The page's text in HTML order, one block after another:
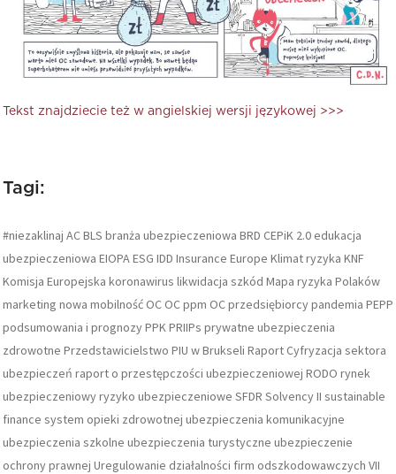
Tekst znajdziecie też w angielskiej wersji językowej >>>
Tagi:
#niezaklinaj ACBLS branża ubezpieczeniowa BRD CEPiK 2.0 edukacja
ubezpieczeniowa EIOPAESG IDD Insurance Europe Klimat ryzyka KNF
Komisja Europejska koronawirus likwidacja szkód Mapa ryzyka Polaków
marketing nowa mobilność OC OC ppm OC przedsiębiorcypandemia PEPP
podsumowania i prognozyPPKPRIIPs prywatne ubezpieczenia
zdrowotne Przedstawicielstwo PIU w Brukseli Raport Cyfryzacja sektora
ubezpieczeń raport o przestępczości ubezpieczeniowej RODO rynek
ubezpieczeniowyryzyko ubezpieczeniowe SFDR Solvency II sustainable
finance system opieki zdrowotnej ubezpieczenia komunikacyjne
ubezpieczenia szkolne ubezpieczenia turystyczne ubezpieczenie
ochrony prawnej Uregulowanie działalności firm odszkodowawczych VII